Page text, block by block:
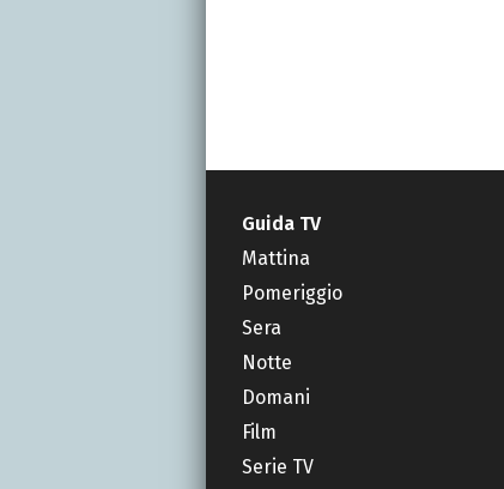
Guida TV
Mattina
Pomeriggio
Sera
Notte
Domani
Film
Serie TV